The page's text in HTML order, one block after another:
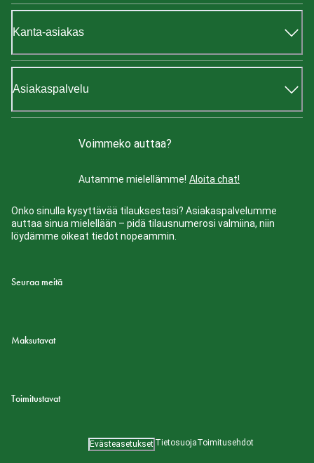
Kanta-asiakas
Asiakaspalvelu
Voimmeko auttaa?
Autamme mielellämme! Aloita chat!
Onko sinulla kysyttävää tilauksestasi? Asiakaspalvelumme
auttaa sinua mielellään – pidä tilausnumerosi valmiina, niin
löydämme oikeat tiedot nopeammin.
Seuraa meitä
Maksutavat
Toimitustavat
Evästeasetukset TietosuojaToimitusehdot